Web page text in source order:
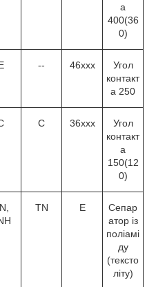
а
400(36
0)
-- 46ххх
Угол
контакт
а 250
C 36ххх
Угол
контакт
а
150(12
0)
TN Е
Сепар
атор із
поліамі
ду
(тексто
літу)